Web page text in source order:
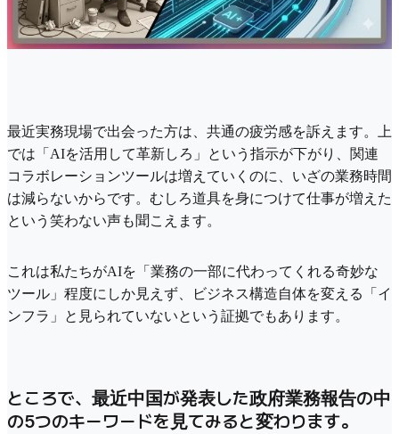
最近実務現場で出会った方は、共通の疲労感を訴えます。上
では「AIを活用して革新しろ」という指示が下がり、関連
コラボレーションツールは増えていくのに、いざの業務時間
は減らないからです。むしろ道具を身につけて仕事が増えた
という笑わない声も聞こえます。
これは私たちがAIを「業務の一部に代わってくれる奇妙な
ツール」程度にしか見えず、ビジネス構造自体を変える「イ
ンフラ」と見られていないという証拠でもあります。
ところで、最近中国が発表した政府業務報告の中
の5つのキーワードを見てみると変わります。